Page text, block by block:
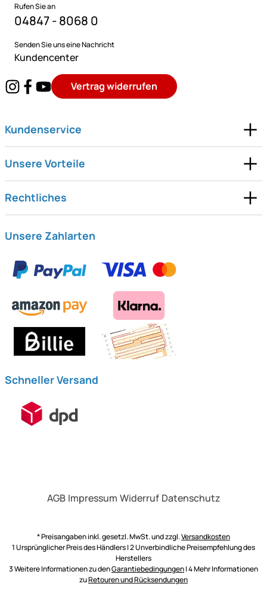
Rufen Sie an
04847 - 8068 0
Senden Sie uns eine Nachricht
Kundencenter
Vertrag widerrufen
Kundenservice
Unsere Vorteile
Rechtliches
Unsere Zahlarten
Schneller Versand
AGB Impressum Widerruf Datenschutz
* Preisangaben inkl. gesetzl. MwSt. und zzgl.Versandkosten
1 Ursprünglicher Preis des Händlers | 2 Unverbindliche Preisempfehlung des
Herstellers
3 Weitere Informationen zu denGarantiebedingungen| 4 Mehr Informationen
zuRetouren und Rücksendungen